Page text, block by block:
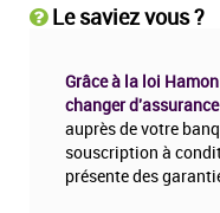
Le saviez vous ?
Grâce à la loi
changer
auprès de votre
souscription à
présente des